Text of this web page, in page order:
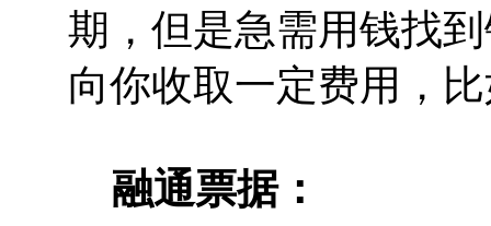
期，但是急需用钱找
向你收取一定费用，
融通票据：